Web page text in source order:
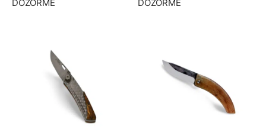
DOZORME
DOZORME